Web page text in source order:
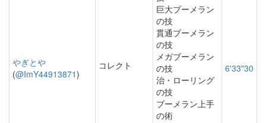
やぎとや
(@ImY44913871)
コレクト
巨大ブーメラン
の技
貫通ブーメラン
の技
メガブーメラン
の技
治・ローリング
の技
ブーメラン上手
の術
6'33"30